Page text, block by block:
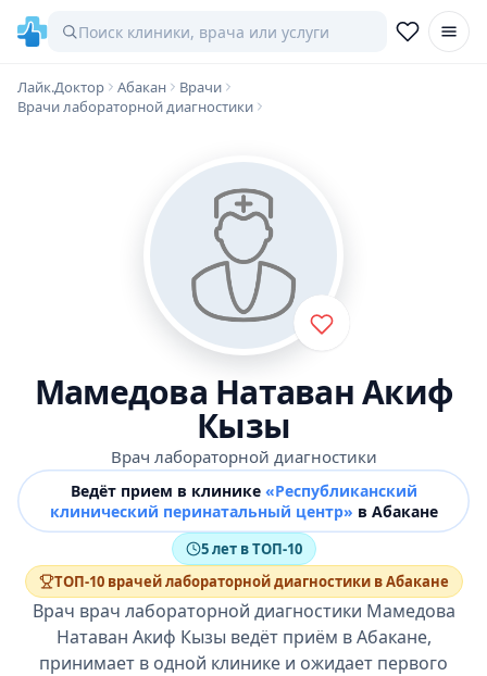
Лайк.Доктор Абакан
Врачи
Врачи лабораторной диагностики
Мамедова Натаван Акиф
Кызы
Врач лабораторной диагностики
Ведёт прием в клинике «Республиканский
клинический перинатальный центр» в Абакане
5 лет в ТОП-10
ТОП-10 врачей лабораторной диагностики в Абакане
Врач врач лабораторной диагностики Мамедова
Натаван Акиф Кызы ведёт приём в Абакане,
принимает в одной клинике и ожидает первого